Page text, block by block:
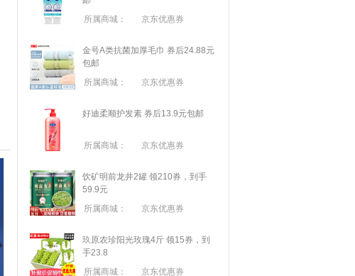
所属商城：
京东优惠券
金号A类抗菌加厚毛巾 券后24.88元
包邮
所属商城：
京东优惠券
好迪柔顺护发素 券后13.9元包邮
所属商城： 京东优惠券
饮矿明前龙井2罐 领210券，到手
59.9元
所属商城：
京东优惠券
玖原农珍阳光玫瑰4斤 领15券，到
手23.8
所属商城：
京东优惠券